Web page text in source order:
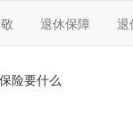
退休保障 退
险要什么